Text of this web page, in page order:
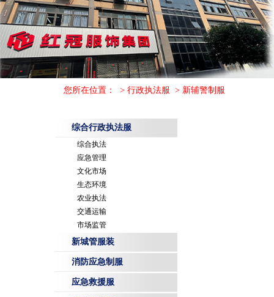
您所在位置： > 行政执法服 > 新辅警制服
综合行政执法服
综合执法
应急管理
文化市场
生态环境
农业执法
交通运输
市场监管
新城管服装
消防应急制服
应急救援服